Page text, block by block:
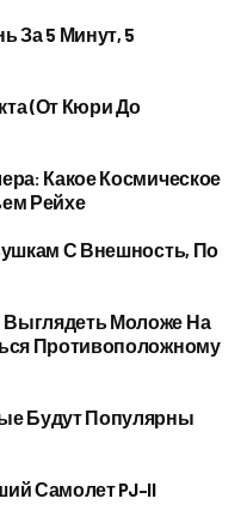
За 5 Минут, 5
(от Кюри До
Какое Космическое
Рейхе
С Внешность, По
Моложе На
Противоположному
Будут Популярны
Самолет PJ–II